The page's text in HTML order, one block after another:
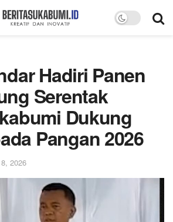
Hadiri Panen
Serentak
Dukung
Pangan 2026
2026